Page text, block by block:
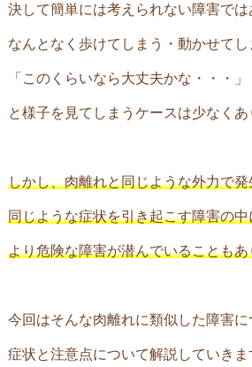
決して簡単には考えられない障害では
なんとなく歩けてしまう・動かせてし
「このくらいなら大丈夫かな・・・」
と様子を見てしまうケースは少なくあ
しかし、肉離れと同じような外力で発
同じような症状を引き起こす障害の中
より危険な障害が潜んでいることもあ
今回はそんな肉離れに類似した障害に
症状と注意点について解説していきま